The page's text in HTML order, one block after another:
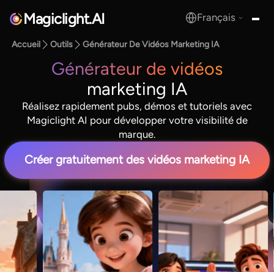
Magiclight.AI Français
Accueil Outils Générateur De Vidéos Marketing IA
Générateur de vidéos
marketing IA
Réalisez rapidement pubs, démos et tutoriels avec
Magiclight AI pour développer votre visibilité de
marque.
Créer gratuitement des vidéos marketing IA